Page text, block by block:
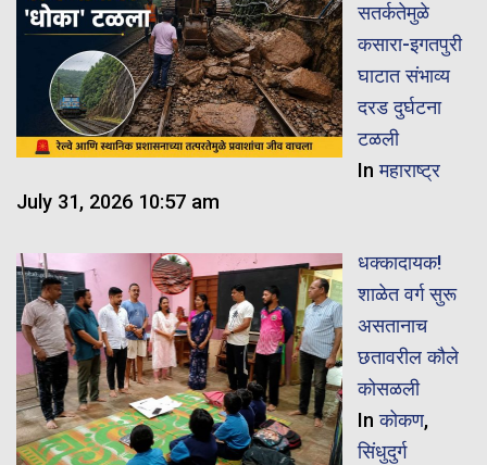
सतर्कतेमुळे
कसारा-इगतपुरी
घाटात संभाव्य
दरड दुर्घटना
टळली
Inमहाराष्ट्र
July 31, 2026 10:57 am
धक्कादायक!
शाळेत वर्ग सुरू
असतानाच
छतावरील कौले
कोसळली
Inकोकण,
सिंधुदुर्ग